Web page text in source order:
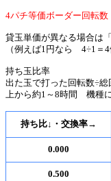
4パチ等価ボーダー回転数
貸玉単価が異なる場合は
（例えば1円なら 4÷1＝
持ち玉比率
出た玉で打った回転数÷総
上から約1～8時間 機種
持ち比↓・交換率→
0.000
0.500